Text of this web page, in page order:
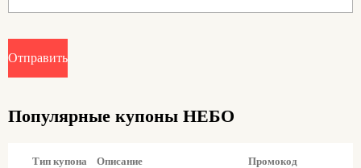
Отправить
Популярные купоны НЕБО
Тип купона Описание Промокод